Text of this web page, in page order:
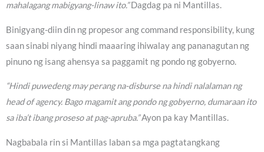
mahalagang mabigyang-linaw ito.”Dagdag pa ni Mantillas.
Binigyang-diin din ng propesor ang command responsibility, kung
saan sinabi niyang hindi maaaring ihiwalay ang pananagutan ng
pinuno ng isang ahensya sa paggamit ng pondo ng gobyerno.
“Hindi puwedeng may perang na-disburse na hindi nalalaman ng
head of agency. Bago magamit ang pondo ng gobyerno, dumaraan ito
sa iba’t ibang proseso at pag-apruba.”Ayon pa kay Mantillas.
Nagbabala rin si Mantillas laban sa mga pagtatangkang